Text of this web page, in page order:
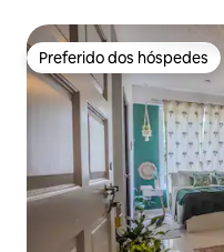
Preferido dos hóspedes
Preferido dos hóspedes